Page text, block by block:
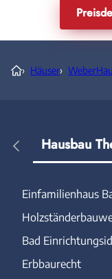
› Häuser›
Hausbau
Einfamilienhaus
Bad
Erbbaurecht